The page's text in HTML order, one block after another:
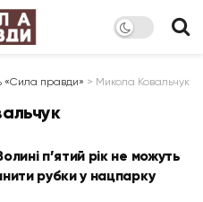
«Сила правди» > Микола Ковальчук
п’ятий рік не можуть
рубки у нацпарку